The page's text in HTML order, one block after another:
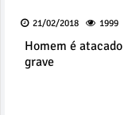
21/02/2018 1999
Homem é
grave